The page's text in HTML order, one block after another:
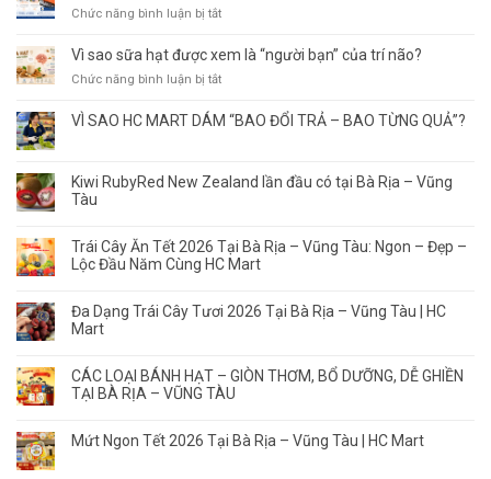
Vũng
ở
tươi
có
rõ
Phải
Càng
Lâu
Ngon
trọng
Thức
Đúng
Chức năng bình luận bị tắtở
NHÓM
NÊN
CÁ
NHẤT
Vì sao sữa hạt được xem là “người bạn” của trí não?
Chức năng bình luận bị tắtở
sao
xem
bạn”
của
não?
VÌ SAO HC MART DÁM “BAO ĐỔI TRẢ – BAO TỪNG QUẢ”?
Kiwi RubyRed New Zealand lần đầu có tại Bà Rịa – Vũng
Tàu
Trái Cây Ăn Tết 2026 Tại Bà Rịa – Vũng Tàu: Ngon – Đẹp –
Lộc Đầu Năm Cùng HC Mart
Đa Dạng Trái Cây Tươi 2026 Tại Bà Rịa – Vũng Tàu | HC
Mart
CÁC LOẠI BÁNH HẠT – GIÒN THƠM, BỔ DƯỠNG, DỄ GHIỀN
TẠI BÀ RỊA – VŨNG TÀU
Mứt Ngon Tết 2026 Tại Bà Rịa – Vũng Tàu | HC Mart